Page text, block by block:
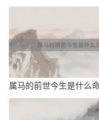
属马的前世今生是什么